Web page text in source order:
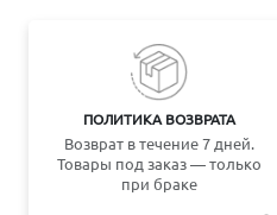
ПОЛИТИКА ВОЗВРАТА
Возврат в течение 7 дней.
Товары под заказ — только
при браке